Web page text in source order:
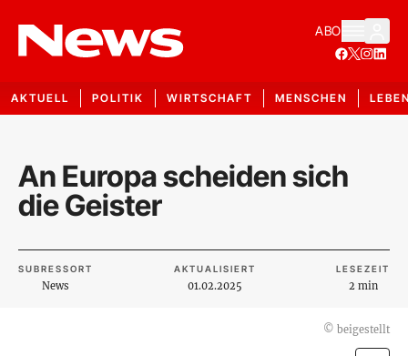
ABO
AKTUELL POLITIK WIRTSCHAFT MENSCHEN
An Europa scheiden sich
die Geister
SUBRESSORT
News
AKTUALISIERT
01.02.2025
LESEZEIT
2 min
© beigestellt